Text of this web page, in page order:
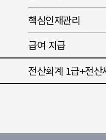
핵심인재관리
급여 지급
전산회계 1급+전산